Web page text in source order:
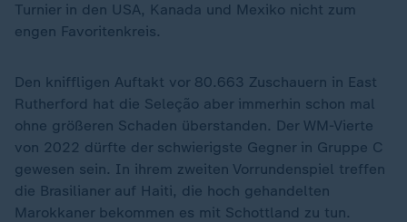
Turnier in den USA, Kanada und Mexiko nicht zum
engen Favoritenkreis.
Den kniffligen Auftakt vor 80.663 Zuschauern in East
Rutherford hat die Seleção aber immerhin schon mal
ohne größeren Schaden überstanden. Der WM-Vierte
von 2022 dürfte der schwierigste Gegner in Gruppe C
gewesen sein. In ihrem zweiten Vorrundenspiel treffen
die Brasilianer auf Haiti, die hoch gehandelten
Marokkaner bekommen es mit Schottland zu tun.